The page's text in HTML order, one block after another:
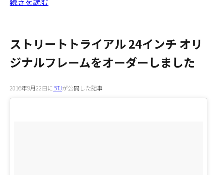
ストリートトライアル 24インチ オリ
ジナルフレームをオーダーしました
2016年9月22日にBTJが公開した記事